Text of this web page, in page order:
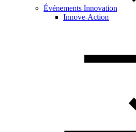
Événements Innovation
Innove-Action